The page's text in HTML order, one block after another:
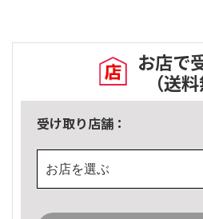
お店で
（送
受け取り店舗：
お店を選ぶ